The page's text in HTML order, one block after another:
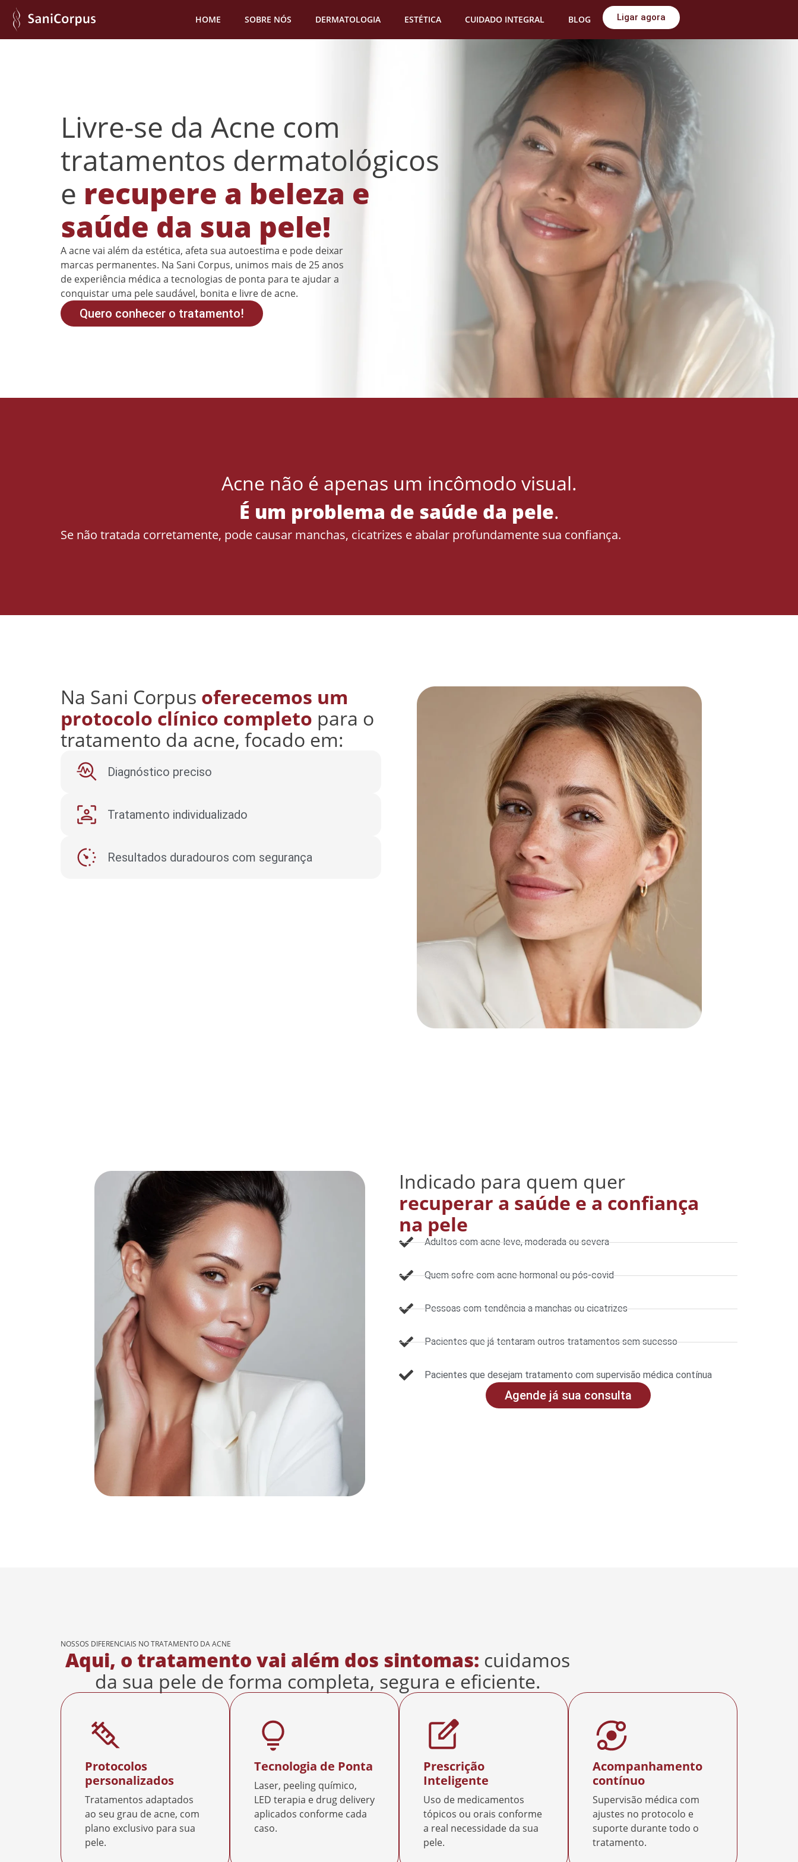
HOME SOBRE NÓS DERMATOLOGIA ESTÉTICA CUIDADO INTEGRAL BLOG Ligar agora
Livre-se da Acne com
tratamentos dermatológicos
e recupere a beleza e
saúde da sua pele!
A acne vai além da estética, afeta sua autoestima e pode deixar
marcas permanentes. Na Sani Corpus, unimos mais de 25 anos
de experiência médica a tecnologias de ponta para te ajudar a
conquistar uma pele saudável, bonita e livre de acne.
Quero conhecer o tratamento!
Acne não é apenas um incômodo visual.
É um problema de saúde da pele.
Se não tratada corretamente, pode causar manchas, cicatrizes e abalar profundamente sua confiança.
Na Sani Corpus oferecemos um
protocolo clínico completo para o
tratamento da acne, focado em:
Diagnóstico preciso
Tratamento individualizado​
Resultados duradouros com segurança​
Indicado para quem quer
recuperar a saúde e a confiança
na pele
Adultos com acne leve, moderada ou severa
Quem sofre com acne hormonal ou pós-covid
Pessoas com tendência a manchas ou cicatrizes
Pacientes que já tentaram outros tratamentos sem sucesso
Pacientes que desejam tratamento com supervisão médica contínua
Agende já sua consulta
NOSSOS DIFERENCIAIS NO TRATAMENTO DA ACNE
Aqui, o tratamento vai além dos sintomas: cuidamos
da sua pele de forma completa, segura e eficiente.
Protocolos
personalizados
Tratamentos adaptados
ao seu grau de acne, com
plano exclusivo para sua
pele.
Tecnologia de Ponta
Laser, peeling químico,
LED terapia e drug delivery
aplicados conforme cada
caso.
Prescrição
Inteligente
Uso de medicamentos
tópicos ou orais conforme
a real necessidade da sua
pele.
Acompanhamento
contínuo
Supervisão médica com
ajustes no protocolo e
suporte durante todo o
tratamento.